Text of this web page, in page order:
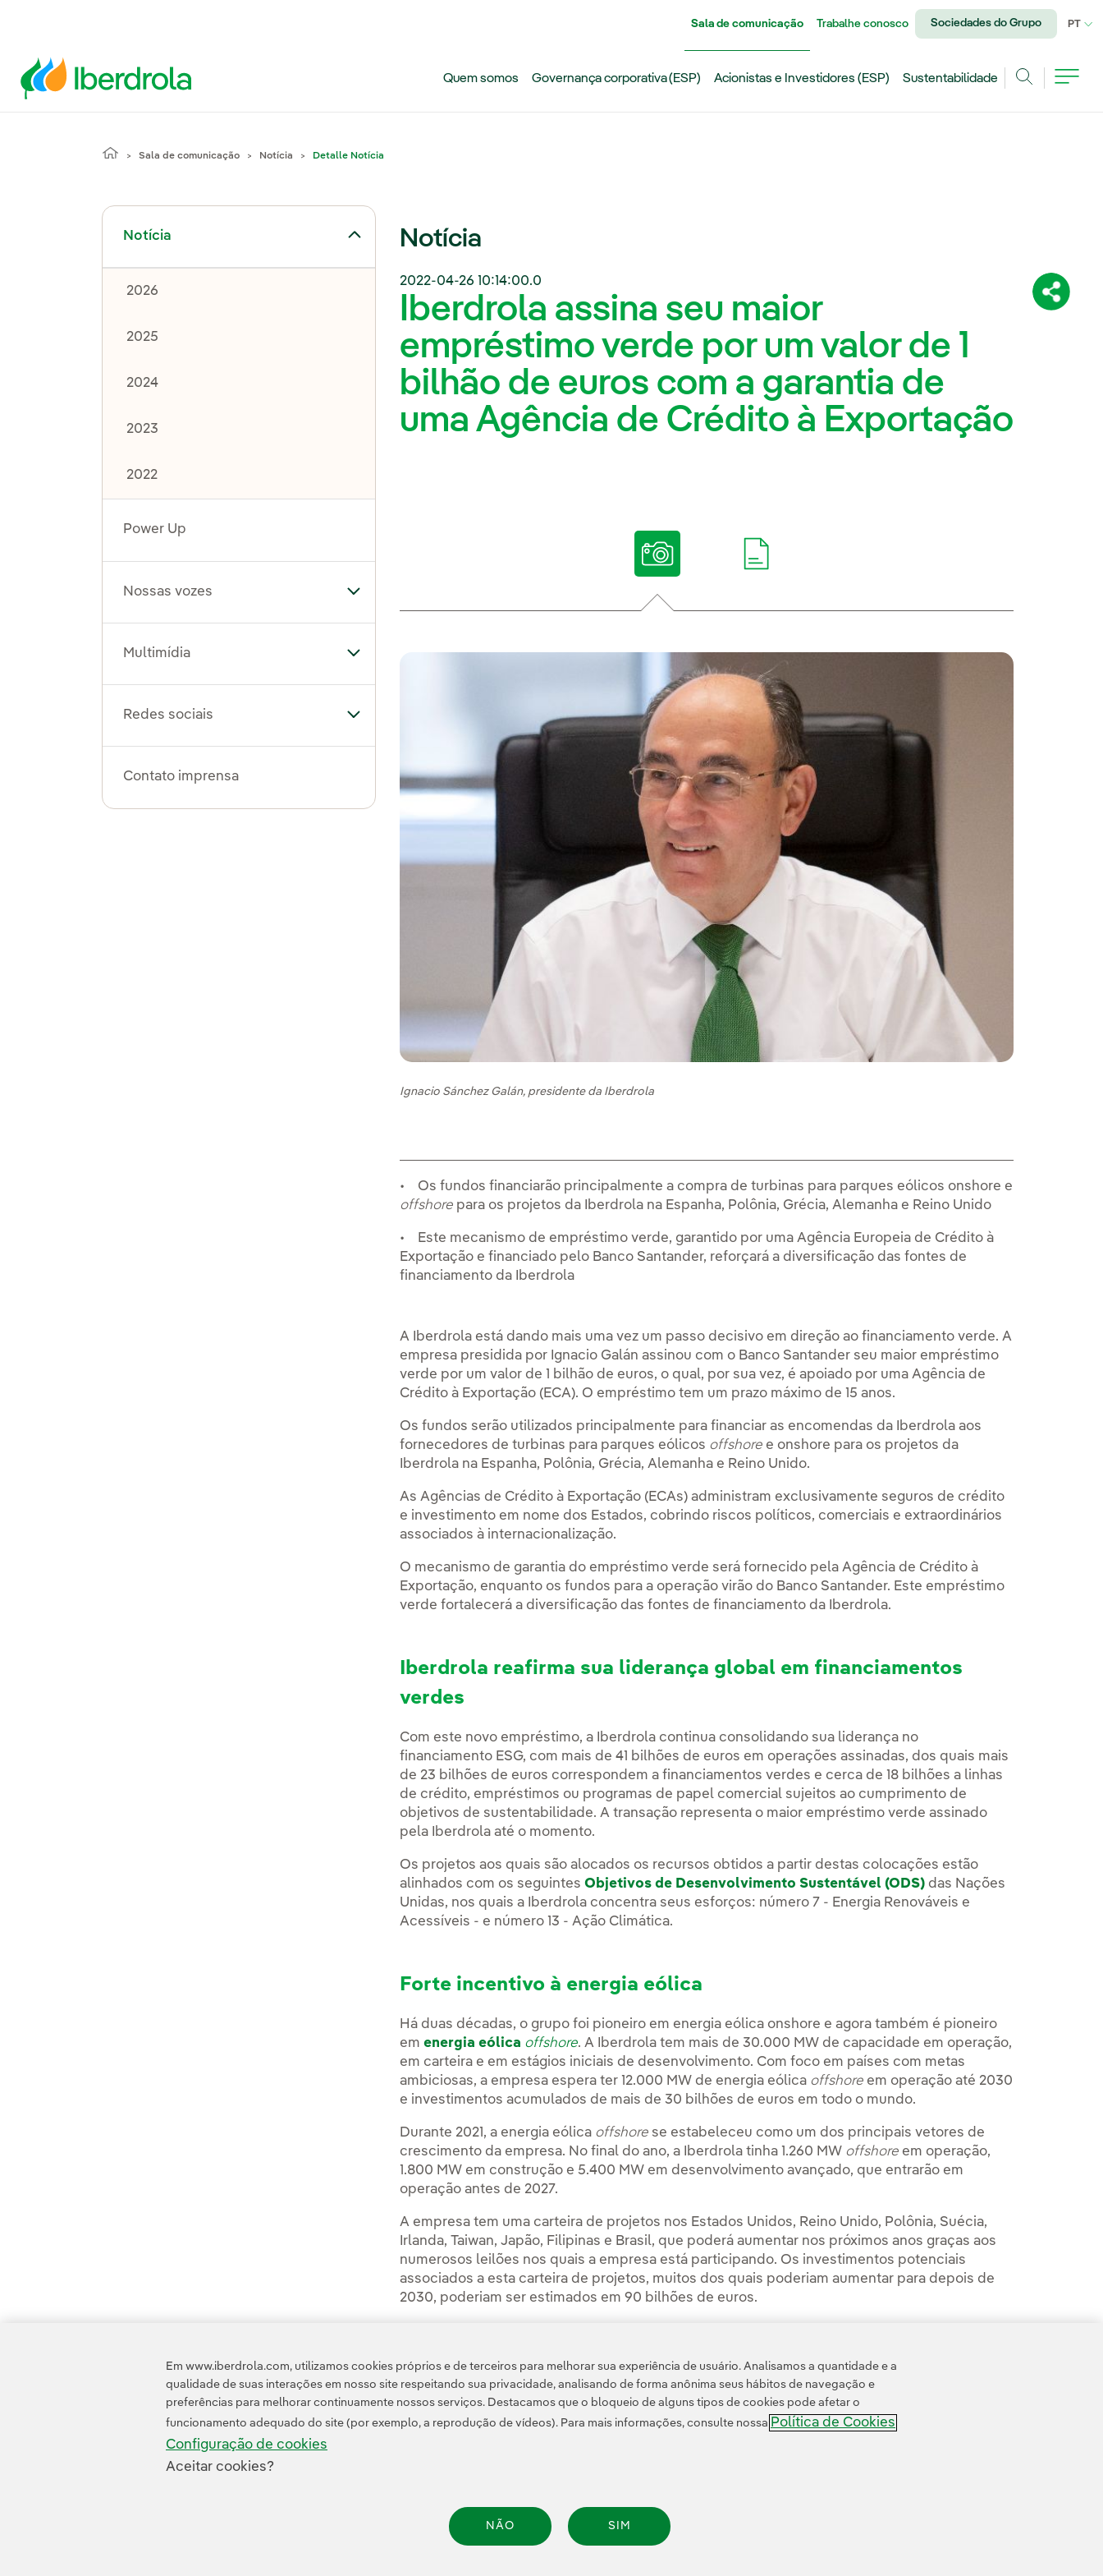
Sala de comunicação Trabalhe conosco Sociedades do Grupo PT
Quem somos Governança corporativa (ESP) Acionistas e Investidores (ESP)
Sustentabilidade
Sala de comunicação Notícia Detalle Notícia
Notícia
Alternar submenu de Notícia
2026
2025
2024
2023
2022
Power Up
Nossas vozes Alternar submenu de Nossas vozes
Multimídia Alternar submenu de Multimídia
Redes sociais Alternar submenu de Redes sociais
Contato imprensa
Notícia
2022-04-26 10:14:00.0
Iberdrola assina seu maior
empréstimo verde por um valor de 1
bilhão de euros com a garantia de
uma Agência de Crédito à Exportação
Ignacio Sánchez Galán, presidente da Iberdrola
• Os fundos financiarão principalmente a compra de turbinas para parques eólicos onshore e
offshore para os projetos da Iberdrola na Espanha, Polônia, Grécia, Alemanha e Reino Unido
• Este mecanismo de empréstimo verde, garantido por uma Agência Europeia de Crédito à
Exportação e financiado pelo Banco Santander, reforçará a diversificação das fontes de
financiamento da Iberdrola
A Iberdrola está dando mais uma vez um passo decisivo em direção ao financiamento verde. A
empresa presidida por Ignacio Galán assinou com o Banco Santander seu maior empréstimo
verde por um valor de 1 bilhão de euros, o qual, por sua vez, é apoiado por uma Agência de
Crédito à Exportação (ECA). O empréstimo tem um prazo máximo de 15 anos.
Os fundos serão utilizados principalmente para financiar as encomendas da Iberdrola aos
fornecedores de turbinas para parques eólicos offshore e onshore para os projetos da
Iberdrola na Espanha, Polônia, Grécia, Alemanha e Reino Unido.
As Agências de Crédito à Exportação (ECAs) administram exclusivamente seguros de crédito
e investimento em nome dos Estados, cobrindo riscos políticos, comerciais e extraordinários
associados à internacionalização.
O mecanismo de garantia do empréstimo verde será fornecido pela Agência de Crédito à
Exportação, enquanto os fundos para a operação virão do Banco Santander. Este empréstimo
verde fortalecerá a diversificação das fontes de financiamento da Iberdrola.
Iberdrola reafirma sua liderança global em financiamentos
verdes
Com este novo empréstimo, a Iberdrola continua consolidando sua liderança no
financiamento ESG, com mais de 41 bilhões de euros em operações assinadas, dos quais mais
de 23 bilhões de euros correspondem a financiamentos verdes e cerca de 18 bilhões a linhas
de crédito, empréstimos ou programas de papel comercial sujeitos ao cumprimento de
objetivos de sustentabilidade. A transação representa o maior empréstimo verde assinado
pela Iberdrola até o momento.
Os projetos aos quais são alocados os recursos obtidos a partir destas colocações estão
alinhados com os seguintesObjetivos de Desenvolvimento Sustentável (ODS) das Nações
Unidas, nos quais a Iberdrola concentra seus esforços: número 7 - Energia Renováveis e
Acessíveis - e número 13 - Ação Climática.
Forte incentivo à energia eólica
Há duas décadas, o grupo foi pioneiro em energia eólica onshore e agora também é pioneiro
emenergia eólica offshore. A Iberdrola tem mais de 30.000 MW de capacidade em operação,
em carteira e em estágios iniciais de desenvolvimento. Com foco em países com metas
ambiciosas, a empresa espera ter 12.000 MW de energia eólica offshore em operação até 2030
e investimentos acumulados de mais de 30 bilhões de euros em todo o mundo.
Durante 2021, a energia eólica offshore se estabeleceu como um dos principais vetores de
crescimento da empresa. No final do ano, a Iberdrola tinha 1.260 MW offshore em operação,
1.800 MW em construção e 5.400 MW em desenvolvimento avançado, que entrarão em
operação antes de 2027.
A empresa tem uma carteira de projetos nos Estados Unidos, Reino Unido, Polônia, Suécia,
Irlanda, Taiwan, Japão, Filipinas e Brasil, que poderá aumentar nos próximos anos graças aos
numerosos leilões nos quais a empresa está participando. Os investimentos potenciais
associados a esta carteira de projetos, muitos dos quais poderiam aumentar para depois de
2030, poderiam ser estimados em 90 bilhões de euros.
Santander foi o banco líder mundial em financiamento de projetos de energia renovável.
Informação legal Política de cookies Configuração de cookies
Em www.iberdrola.com, utilizamos cookies próprios e de terceiros para melhorar sua experiência de usuário. Analisamos a quantidade e a
qualidade de suas interações em nosso site respeitando sua privacidade, analisando de forma anônima seus hábitos de navegação e
preferências para melhorar continuamente nossos serviços. Destacamos que o bloqueio de alguns tipos de cookies pode afetar o
funcionamento adequado do site (por exemplo, a reprodução de vídeos). Para mais informações, consulte nossa Política de Cookies
Configuração de cookies
Aceitar cookies?
NÃO SIM